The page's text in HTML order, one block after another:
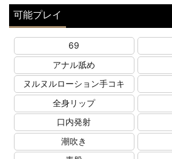
可能プレイ
69
アナル舐め
ヌルヌルローション手コキ
全身リップ
口内発射
潮吹き